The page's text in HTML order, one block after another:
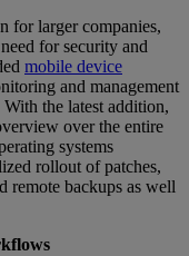
for larger companies,
for security and
mobile device
and management
the latest addition,
over the entire
systems
rollout of patches,
remote backups as well